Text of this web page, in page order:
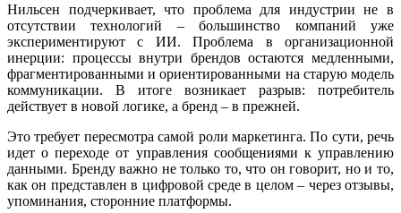
Нильсен подчеркивает, что проблема для индустрии не в
отсутствии технологий – большинство компаний уже
экспериментируют с ИИ. Проблема в организационной
инерции: процессы внутри брендов остаются медленными,
фрагментированными и ориентированными на старую модель
коммуникации. В итоге возникает разрыв: потребитель
действует в новой логике, а бренд – в прежней.
Это требует пересмотра самой роли маркетинга. По сути, речь
идет о переходе от управления сообщениями к управлению
данными. Бренду важно не только то, что он говорит, но и то,
как он представлен в цифровой среде в целом – через отзывы,
упоминания, сторонние платформы.